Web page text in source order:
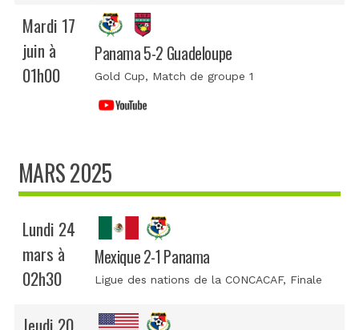
Mardi 17
juin à
01h00
Panama 5-2 Guadeloupe
Gold Cup, Match de groupe 1
MARS 2025
Lundi 24
mars à
02h30
Mexique 2-1 Panama
Ligue des nations de la CONCACAF, Finale
Jeudi 20